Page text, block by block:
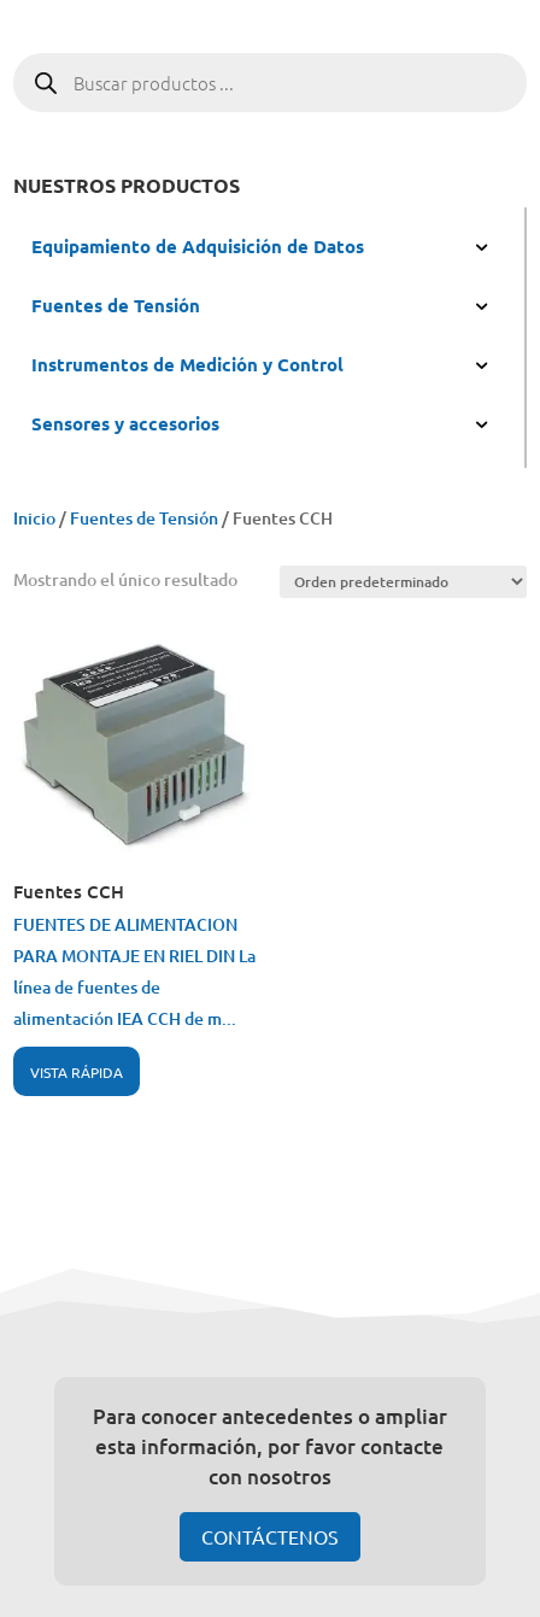
productos
NUESTROS PRODUCTOS
Equipamiento de Adquisición de Datos
Fuentes de Tensión
Instrumentos de Medición y Control
Sensores y accesorios
Inicio/ Fuentes de Tensión/ Fuentes CCH
Mostrando el único resultado
Fuentes CCH
FUENTES DE ALIMENTACION
PARA MONTAJE EN RIEL DIN La
línea de fuentes de
alimentación IEA CCH de m...
VISTA RÁPIDA
Para conocer antecedentes o ampliar
esta información, por favor contacte
con nosotros
CONTÁCTENOS